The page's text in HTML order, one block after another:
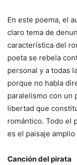
En este poema, el
claro tema de
característica del
poeta se rebela
personal y a todas
porque no habla
paralelismo con un
libertad que
romántico. Todo el
es el paisaje
Canción del pirata